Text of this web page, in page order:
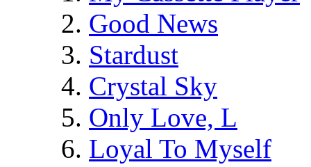
Good News
Stardust
Crystal Sky
Only Love, L
Loyal To Myself